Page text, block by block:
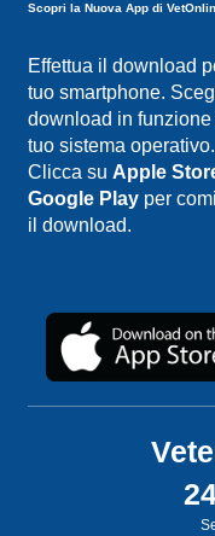
Scopri la Nuova App di
Effettua il download
tuo smartphone.
download in funzione
tuo sistema operativo.
Clicca su Apple
Google Playper
il download.